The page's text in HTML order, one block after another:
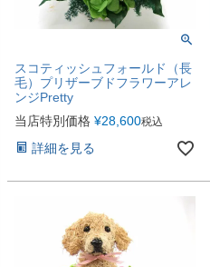
スコティッシュフォールド（長
毛）プリザーブドフラワーアレ
ンジPretty
当店特別価格 ¥28,600税込
詳細を見る